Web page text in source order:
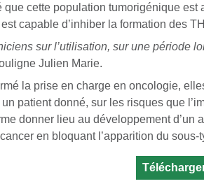
que cette population tumorigénique
est capable d’inhiber la formation des
sur l’utilisation, sur une période
Julien Marie.
la prise en charge en oncologie,
patient donné, sur les risques que
donner lieu au développement
en bloquant l’apparition du